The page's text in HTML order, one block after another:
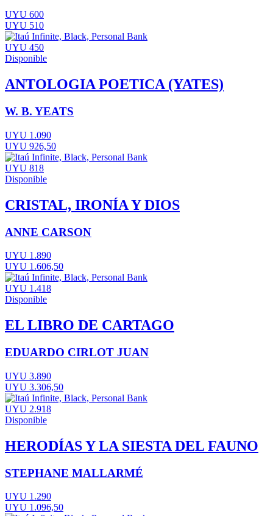
UYU 600
UYU 510
UYU 450
Disponible
ANTOLOGIA POETICA (YATES)
W. B. YEATS
UYU 1.090
UYU 926,50
UYU 818
Disponible
CRISTAL, IRONÍA Y DIOS
ANNE CARSON
UYU 1.890
UYU 1.606,50
UYU 1.418
Disponible
EL LIBRO DE CARTAGO
EDUARDO CIRLOT JUAN
UYU 3.890
UYU 3.306,50
UYU 2.918
Disponible
HERODÍAS Y LA SIESTA DEL FAUNO
STEPHANE MALLARMÉ
UYU 1.290
UYU 1.096,50